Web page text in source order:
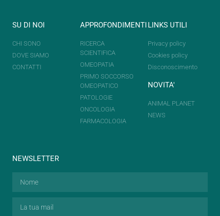
SU DI NOI
CHI SONO
DOVE SIAMO
CONTATTI
APPROFONDIMENTI
RICERCA
SCIENTIFICA
OMEOPATIA
PRIMO SOCCORSO
OMEOPATICO
PATOLOGIE
ONCOLOGIA
FARMACOLOGIA
LINKS UTILI
Privacy policy
Cookies policy
Disconoscimento
NOVITA'
ANIMAL PLANET
NEWS
NEWSLETTER